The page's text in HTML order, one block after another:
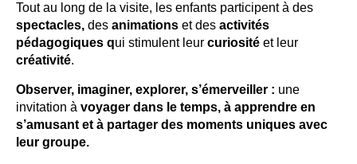
Tout au long de la visite, les enfants participent à des
spectacles, des animations et des activités
pédagogiques qui stimulent leur curiosité et leur
créativité.
Observer, imaginer, explorer, s’émerveiller : une
invitation à voyager dans le temps, à apprendre en
s’amusant et à partager des moments uniques avec
leur groupe.